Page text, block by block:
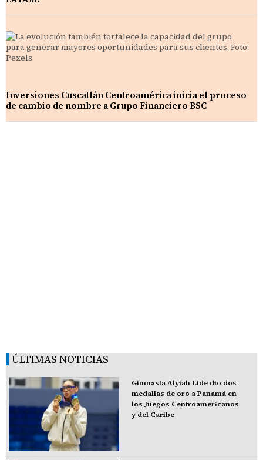
Inversiones Cuscatlán Centroamérica inicia el proceso
de cambio de nombre a Grupo Financiero BSC
ÚLTIMAS NOTICIAS
Gimnasta Alyiah Lide dio dos
medallas de oro a Panamá en
los Juegos Centroamericanos
y del Caribe